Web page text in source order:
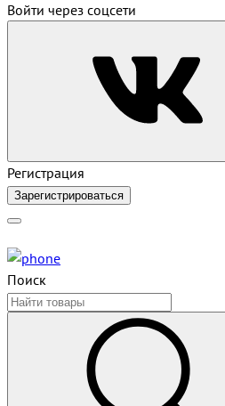
Войти через соцсети
Регистрация
Зарегистрироваться
Поиск